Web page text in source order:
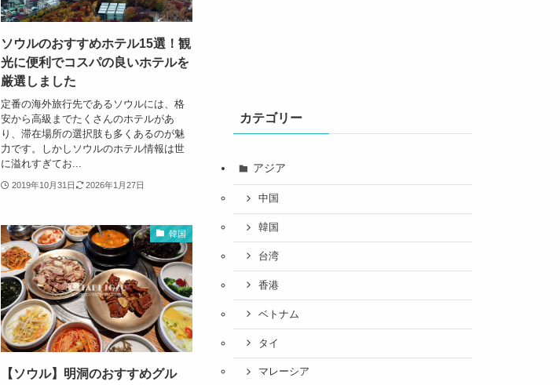
ソウルのおすすめホテル15選！観
光に便利でコスパの良いホテルを
厳選しました
定番の海外旅行先であるソウルには、格
安から高級までたくさんのホテルがあ
り、滞在場所の選択肢も多くあるのが魅
力です。しかしソウルのホテル情報は世
に溢れすぎてお...
2019年10月31日 2026年1月27日
韓国
【ソウル】明洞のおすすめグル
カテゴリー
アジア
中国
韓国
台湾
香港
ベトナム
タイ
マレーシア